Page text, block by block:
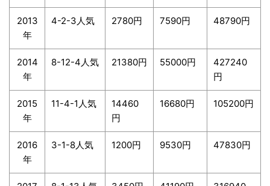
2013
年
4-2-3人気 2780円 7590円 48790円
2014
年
8-12-4人気 21380円 55000円
427240
円
2015
年
11-4-1人気
14460
円
16680円 105200円
2016
年
3-1-8人気 1200円 9530円 47830円